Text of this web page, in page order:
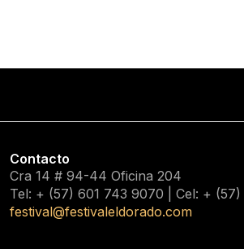
Contacto
Cra 14 # 94-44 Oficina 204
Tel: + (57) 601 743 9070 | Cel: + (57)
festival@festivaleldorado.com